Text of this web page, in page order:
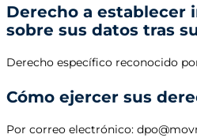
Derecho a establecer
sobre sus datos tras
Derecho específico reconocido
Cómo ejercer sus
Por correo electrónico: